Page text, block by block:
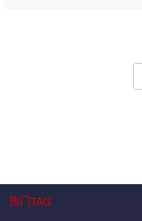
热门TAG